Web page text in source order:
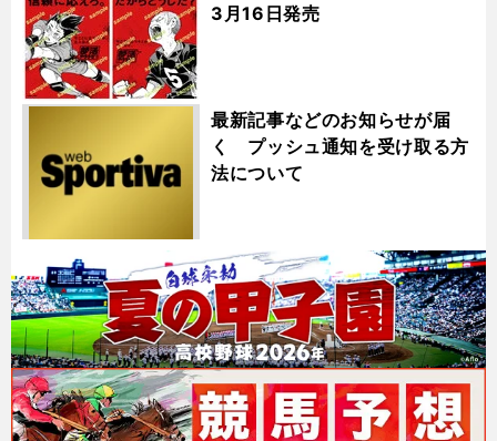
3月16日発売
最新記事などのお知らせが届
く プッシュ通知を受け取る方
法について